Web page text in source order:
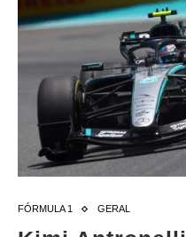
FÓRMULA 1 GERAL